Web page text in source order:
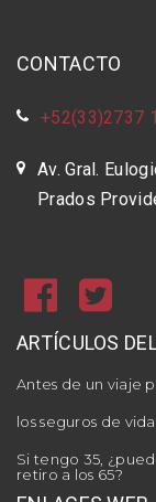
CONTACTO
+52(33)2737
Av. Gral.
Prados
ARTÍCULOS
Antes de un viaje
los seguros de
Si tengo 35,
retiro a los 65?